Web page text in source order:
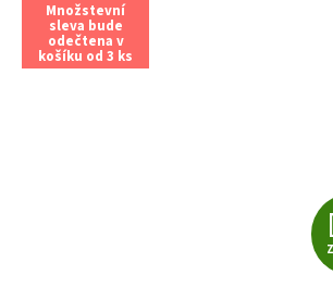
Množstevní
sleva bude
odečtena v
košíku od 3 ks